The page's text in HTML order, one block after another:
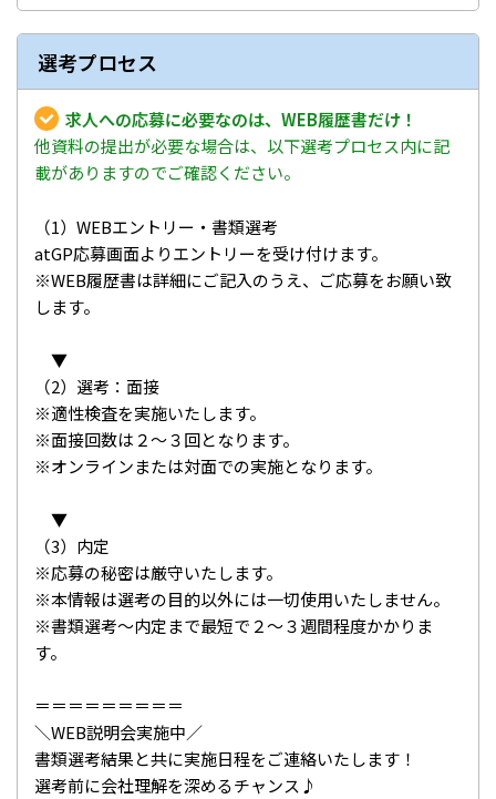
選考プロセス
求人への応募に必要なのは、WEB履歴書だけ！
他資料の提出が必要な場合は、以下選考プロセス内に記
載がありますのでご確認ください。
（1）WEBエントリー・書類選考
atGP応募画面よりエントリーを受け付けます。
※WEB履歴書は詳細にご記入のうえ、ご応募をお願い致
します。
▼
（2）選考：面接
※適性検査を実施いたします。
※面接回数は２～３回となります。
※オンラインまたは対面での実施となります。
▼
（3）内定
※応募の秘密は厳守いたします。
※本情報は選考の目的以外には一切使用いたしません。
※書類選考～内定まで最短で２～３週間程度かかりま
す。
＝＝＝＝＝＝＝＝＝
＼WEB説明会実施中／
書類選考結果と共に実施日程をご連絡いたします！
選考前に会社理解を深めるチャンス♪